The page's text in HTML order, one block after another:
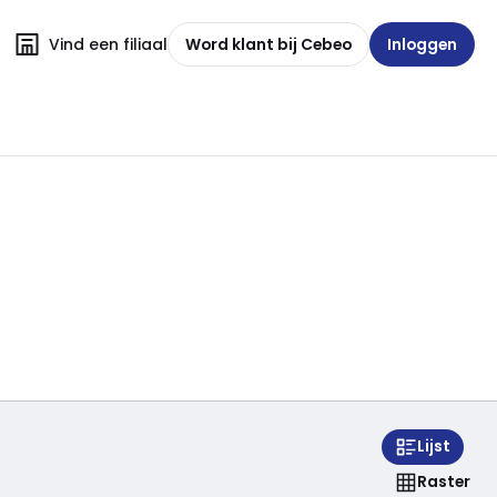
Vind een filiaal Word klant bij Cebeo Inloggen
Lijst
Raster